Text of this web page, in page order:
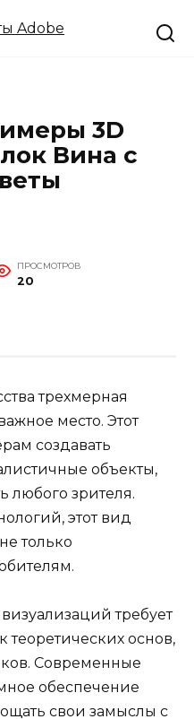
3D
Вина с
ПРОСМОТРОВ
20
трехмерная
место. Этот
создавать
объекты,
любого зрителя.
этот вид
только
требует
теоретических основ,
Современные
обеспечение
свои замыслы с